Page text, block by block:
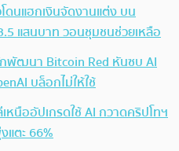
ดนแฮกเงินจัดงานแต่ง บน
แสนบาท วอนชุมชนช่วยเหลือ
พัฒนา Bitcoin Red หันซบ AI
บล็อกไม่ให้ใช้
หนืออัปเกรดใช้ AI กวาดคริปโทฯ
แตะ 66%